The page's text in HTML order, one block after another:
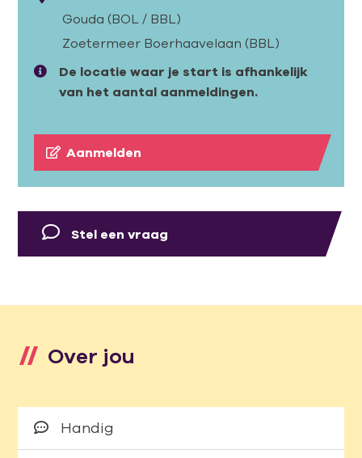
Gouda (BOL / BBL)
Zoetermeer Boerhaavelaan (BBL)
De locatie waar je start is afhankelijk
van het aantal aanmeldingen.
Aanmelden
Stel een vraag
Over jou
Handig